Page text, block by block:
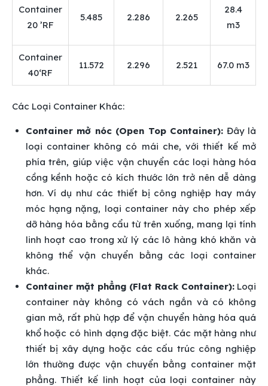
Container
20 ’RF
5.485 2.286 2.265
28.4
m3
Container
40‘RF
11.572 2.296 2.521 67.0 m3
Các Loại Container Khác:
Container mở nóc (Open Top Container): Đây là
loại container không có mái che, với thiết kế mở
phía trên, giúp việc vận chuyển các loại hàng hóa
cồng kềnh hoặc có kích thước lớn trở nên dễ dàng
hơn. Ví dụ như các thiết bị công nghiệp hay máy
móc hạng nặng, loại container này cho phép xếp
dỡ hàng hóa bằng cẩu từ trên xuống, mang lại tính
linh hoạt cao trong xử lý các lô hàng khó khăn và
không thể vận chuyển bằng các loại container
khác.
Container mặt phẳng (Flat Rack Container):Loại
container này không có vách ngắn và có không
gian mở, rất phù hợp để vận chuyển hàng hóa quá
khổ hoặc có hình dạng đặc biệt. Các mặt hàng như
thiết bị xây dựng hoặc các cấu trúc công nghiệp
lớn thường được vận chuyển bằng container mặt
phẳng. Thiết kế linh hoạt của loại container này